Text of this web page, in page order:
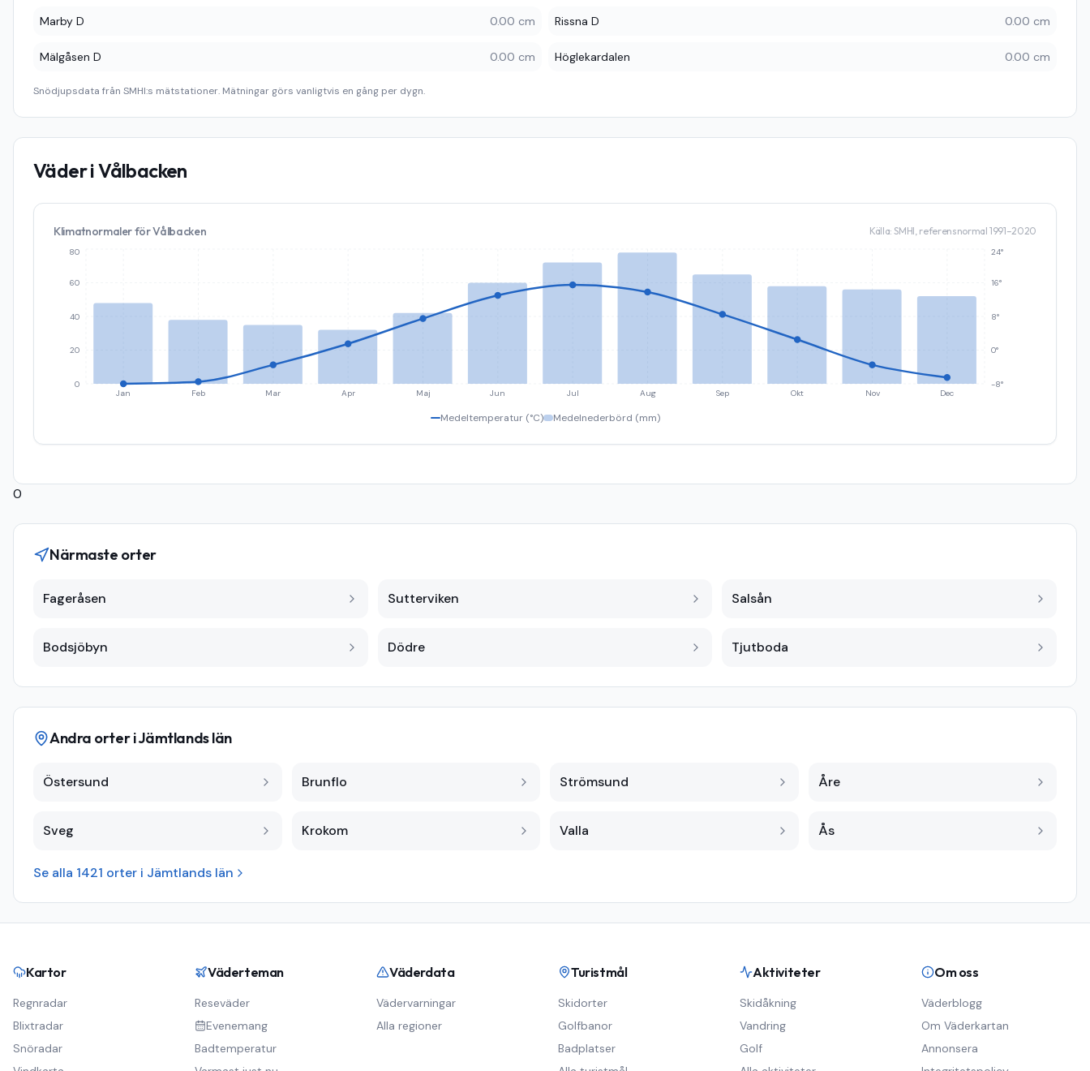
Marby D
0.00 cm Rissna D 0.00 cm
Mälgåsen D 0.00 cm Höglekardalen 0.00 cm
Snödjupsdata från SMHI:s mätstationer. Mätningar görs vanligtvis en gång per dygn.
Väder iVålbacken
Klimatnormaler förVålbacken Källa: SMHI, referensnormal 1991–2020
Jan Feb Mar Apr Maj Jun Jul Aug Sep Okt Nov Dec
0
20
40
60
80
-8°
0°
8°
16°
24°
Medeltemperatur (°C) Medelnederbörd (mm)
0
Närmaste orter
Fageråsen Sutterviken Salsån
Bodsjöbyn Dödre Tjutboda
Andra orter iJämtlands län
Östersund Brunflo Strömsund Åre
Sveg Krokom Valla Ås
Se alla 1421 orter i Jämtlands län
Kartor
Regnradar
Blixtradar
Snöradar
Väderteman
Reseväder
Evenemang
Badtemperatur
Väderdata
Vädervarningar
Alla regioner
Turistmål
Skidorter
Golfbanor
Badplatser
Aktiviteter
Skidåkning
Vandring
Golf
Om oss
Väderblogg
Om Väderkartan
Annonsera